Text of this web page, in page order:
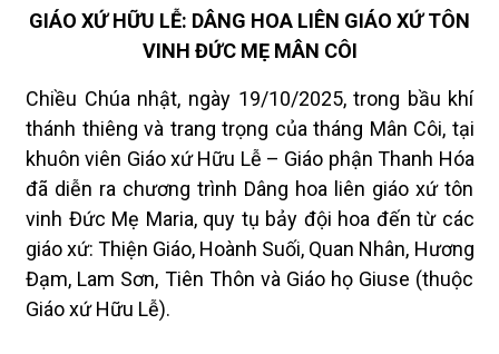
GIÁO XỨ HỮU LỄ: DÂNG HOA LIÊN GIÁO XỨ TÔN
VINH ĐỨC MẸ MÂN CÔI
Chiều Chúa nhật, ngày 19/10/2025, trong bầu khí
thánh thiêng và trang trọng của tháng Mân Côi, tại
khuôn viên Giáo xứ Hữu Lễ – Giáo phận Thanh Hóa
đã diễn ra chương trình Dâng hoa liên giáo xứ tôn
vinh Đức Mẹ Maria, quy tụ bảy đội hoa đến từ các
giáo xứ: Thiện Giáo, Hoành Suối, Quan Nhân, Hương
Đạm, Lam Sơn, Tiên Thôn và Giáo họ Giuse (thuộc
Giáo xứ Hữu Lễ).